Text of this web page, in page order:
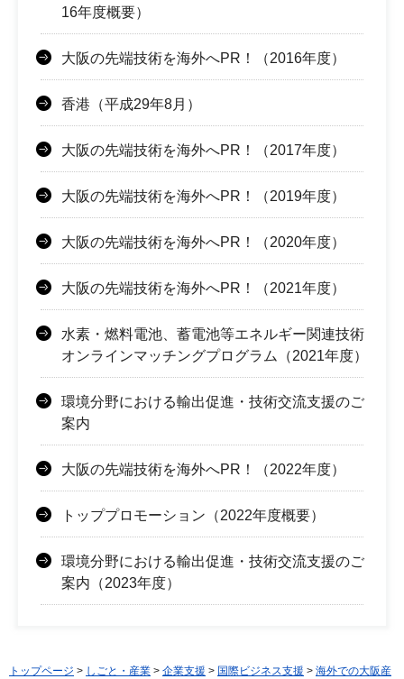
16年度概要）
大阪の先端技術を海外へPR！（2016年度）
香港（平成29年8月）
大阪の先端技術を海外へPR！（2017年度）
大阪の先端技術を海外へPR！（2019年度）
大阪の先端技術を海外へPR！（2020年度）
大阪の先端技術を海外へPR！（2021年度）
水素・燃料電池、蓄電池等エネルギー関連技術
オンラインマッチングプログラム（2021年度）
環境分野における輸出促進・技術交流支援のご
案内
大阪の先端技術を海外へPR！（2022年度）
トッププロモーション（2022年度概要）
環境分野における輸出促進・技術交流支援のご
案内（2023年度）
トップページ > しごと・産業 > 企業支援 > 国際ビジネス支援 > 海外での大阪産